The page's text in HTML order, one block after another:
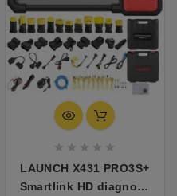
    
LAUNCH X431 PRO3S+
Smartlink HD diagnoza